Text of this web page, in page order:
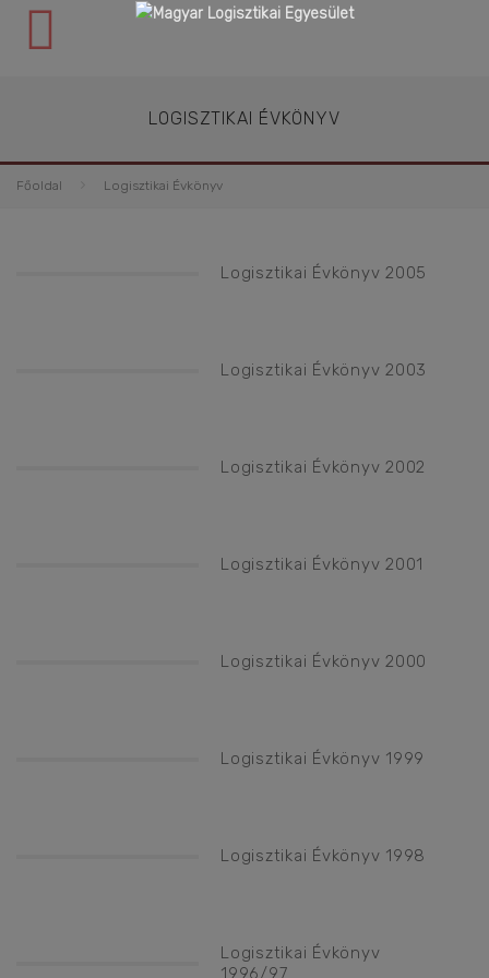
LOGISZTIKAI ÉVKÖNYV
Főoldal Logisztikai Évkönyv
Logisztikai Évkönyv 2005
Logisztikai Évkönyv 2003
Logisztikai Évkönyv 2002
Logisztikai Évkönyv 2001
Logisztikai Évkönyv 2000
Logisztikai Évkönyv 1999
Logisztikai Évkönyv 1998
Logisztikai Évkönyv
1996/97